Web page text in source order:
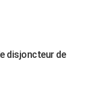
disjoncteur de